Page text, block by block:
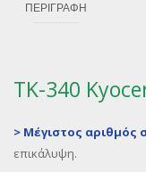
ΠΕΡΙΓΡΑΦΉ
TK-340
> Μέγιστος αριθμός
επικάλυψη.